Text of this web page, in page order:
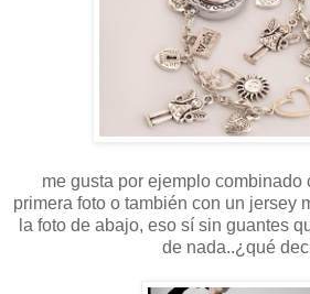
me gusta por ejemplo combinado
primera foto o también con un jersey
la foto de abajo, eso sí sin guantes
de nada..¿qué